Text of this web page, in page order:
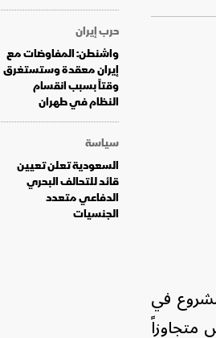
في
متجاوزاً
حرب إيران
واشنطن: المفاوضات مع
إيران معقدة وستستغرق
وقتاً بسبب انقسام
النظام في طهران
سياسة
السعودية تعلن تعيين
قائد للتحالف البحري
الدفاعي متعدد
الجنسيات